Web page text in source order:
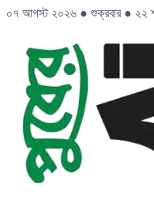
০৭ আগস্ট ২০২৬ ● শুক্রবার ● ২২